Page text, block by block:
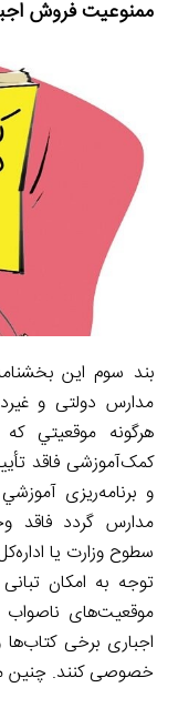
ممنوعیت فروش
بند سوم این
مدارس دولتی و
هرگونه موقعيتي
کمک‌آموزشی فاقد
و برنامه‌ریزی
مدارس گردد فاقد
سطوح وزارت یا
توجه به امکان
موقعیت‌های ناصواب
اجباری برخی
خصوصی کنند. چنین